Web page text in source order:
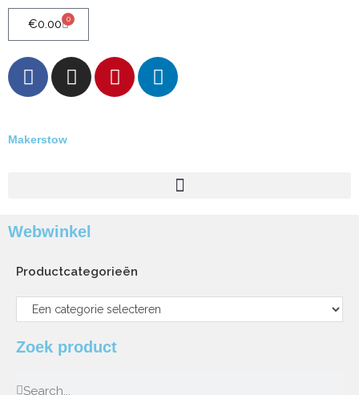
€0.00 0
Makerstow
Webwinkel
Productcategorieën
Zoek product